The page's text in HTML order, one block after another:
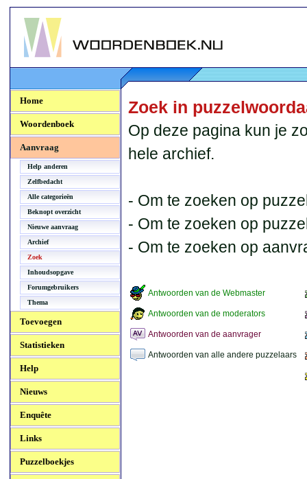
Woordenboek.NU
Home
Woordenboek
Aanvraag
Help anderen
Zelfbedacht
Alle categorieën
Beknopt overzicht
Nieuwe aanvraag
Archief
Zoek
Inhoudsopgave
Forumgebruikers
Thema
Toevoegen
Statistieken
Help
Nieuws
Enquête
Links
Puzzelboekjes
Zoek in
Op deze pagina kun je
hele archief.
- Om te zoeken op
- Om te zoeken op
- Om te zoeken op
Antwoorden van de Webmaster
Antwoorden van de moderators
Antwoorden van de aanvrager
Antwoorden van alle andere puzzelaars